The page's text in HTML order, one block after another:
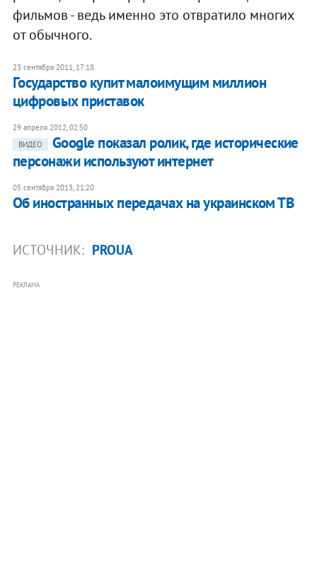
фильмов - ведь именно это отвратило многих
от обычного.
23 сентября 2011, 17:18
Государство купит малоимущим миллион
цифровых приставок
29 апреля 2012, 02:50
ВИДЕО
Google показал ролик, где исторические
персонажи используют интернет
05 сентября 2013, 21:20
Об иностранных передачах на украинском ТВ
ИСТОЧНИК: PROUA
РЕКЛАМА